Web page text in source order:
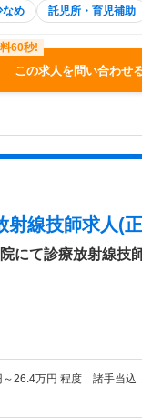
なめ 託児所・育児補助
この求人を問い合わせ
射線技師求人(
にて診療放射線技
26.4万円 程度 諸手当込